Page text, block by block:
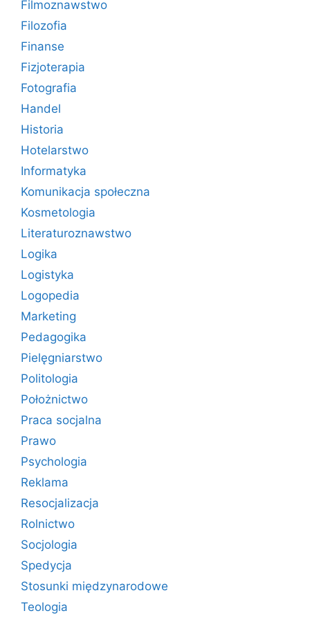
Filmoznawstwo
Filozofia
Finanse
Fizjoterapia
Fotografia
Handel
Historia
Hotelarstwo
Informatyka
Komunikacja społeczna
Kosmetologia
Literaturoznawstwo
Logika
Logistyka
Logopedia
Marketing
Pedagogika
Pielęgniarstwo
Politologia
Położnictwo
Praca socjalna
Prawo
Psychologia
Reklama
Resocjalizacja
Rolnictwo
Socjologia
Spedycja
Stosunki międzynarodowe
Teologia